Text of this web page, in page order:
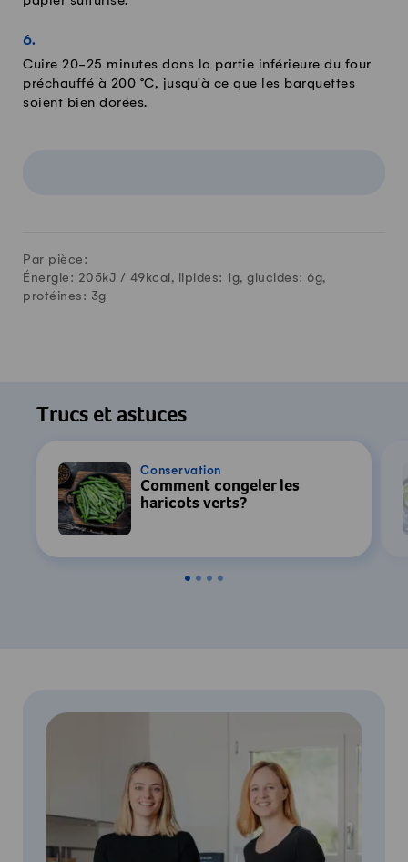
Cuire 20-25 minutes dans la partie inférieure du four
préchauffé à 200 °C, jusqu'à ce que les barquettes
soient bien dorées.
Par pièce:
Énergie: 205kJ / 49kcal, lipides: 1g, glucides: 6g,
protéines: 3g
Trucs et astuces
Conservation
Comment congeler les
haricots verts?